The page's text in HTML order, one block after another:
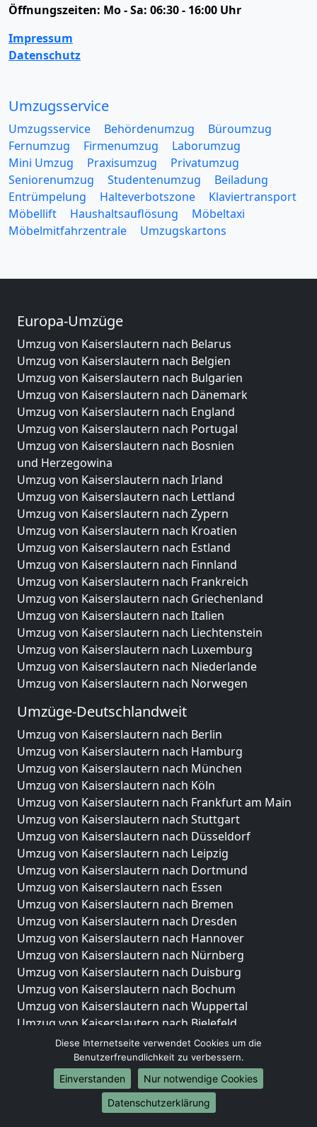
Öffnungszeiten: Mo - Sa: 06:30 - 16:00 Uhr
Impressum
Datenschutz
Umzugsservice
Umzugsservice Behördenumzug
Büroumzug
Fernumzug
Firmenumzug
Laborumzug
Mini Umzug
Praxisumzug
Privatumzug
Seniorenumzug
Studentenumzug
Beiladung
Entrümpelung
Halteverbotszone
Klaviertransport
Möbellift
Haushaltsauflösung
Möbeltaxi
Möbelmitfahrzentrale
Umzugskartons
Europa-Umzüge
Umzug von Kaiserslautern nach Belarus
Umzug von Kaiserslautern nach Belgien
Umzug von Kaiserslautern nach Bulgarien
Umzug von Kaiserslautern nach Dänemark
Umzug von Kaiserslautern nach England
Umzug von Kaiserslautern nach Portugal
Umzug von Kaiserslautern nach Bosnien
und Herzegowina
Umzug von Kaiserslautern nach Irland
Umzug von Kaiserslautern nach Lettland
Umzug von Kaiserslautern nach Zypern
Umzug von Kaiserslautern nach Kroatien
Umzug von Kaiserslautern nach Estland
Umzug von Kaiserslautern nach Finnland
Umzug von Kaiserslautern nach Frankreich
Umzug von Kaiserslautern nach Griechenland
Umzug von Kaiserslautern nach Italien
Umzug von Kaiserslautern nach Liechtenstein
Umzug von Kaiserslautern nach Luxemburg
Umzug von Kaiserslautern nach Niederlande
Umzug von Kaiserslautern nach Norwegen
Umzüge-Deutschlandweit
Umzug von Kaiserslautern nach Berlin
Umzug von Kaiserslautern nach Hamburg
Umzug von Kaiserslautern nach München
Umzug von Kaiserslautern nach Köln
Umzug von Kaiserslautern nach Frankfurt am Main
Umzug von Kaiserslautern nach Stuttgart
Umzug von Kaiserslautern nach Düsseldorf
Umzug von Kaiserslautern nach Leipzig
Umzug von Kaiserslautern nach Dortmund
Umzug von Kaiserslautern nach Essen
Umzug von Kaiserslautern nach Bremen
Umzug von Kaiserslautern nach Dresden
Umzug von Kaiserslautern nach Hannover
Umzug von Kaiserslautern nach Nürnberg
Umzug von Kaiserslautern nach Duisburg
Umzug von Kaiserslautern nach Bochum
Umzug von Kaiserslautern nach Wuppertal
Umzug von Kaiserslautern nach Bielefeld
Umzug von Kaiserslautern nach Bonn
Umzug von Kaiserslautern nach Münster
Internationale-Umzüge
Umzug von Kaiserslautern nach Brasilien
Diese Internetseite verwendet Cookies um die
Benutzerfreundlichkeit zu verbessern.
Einverstanden
Nur notwendige Cookies
Datenschutzerklärung